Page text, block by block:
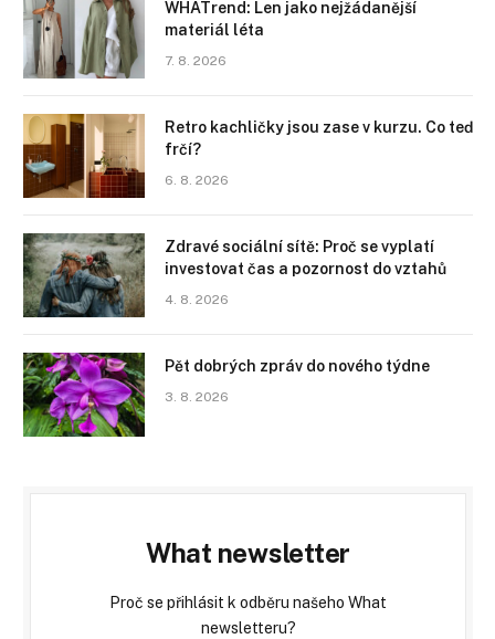
WHATrend: Len jako nejžádanější
materiál léta
7. 8. 2026
Retro kachličky jsou zase v kurzu. Co teď
frčí?
6. 8. 2026
Zdravé sociální sítě: Proč se vyplatí
investovat čas a pozornost do vztahů
4. 8. 2026
Pět dobrých zpráv do nového týdne
3. 8. 2026
What newsletter
Proč se přihlásit k odběru našeho What
newsletteru?